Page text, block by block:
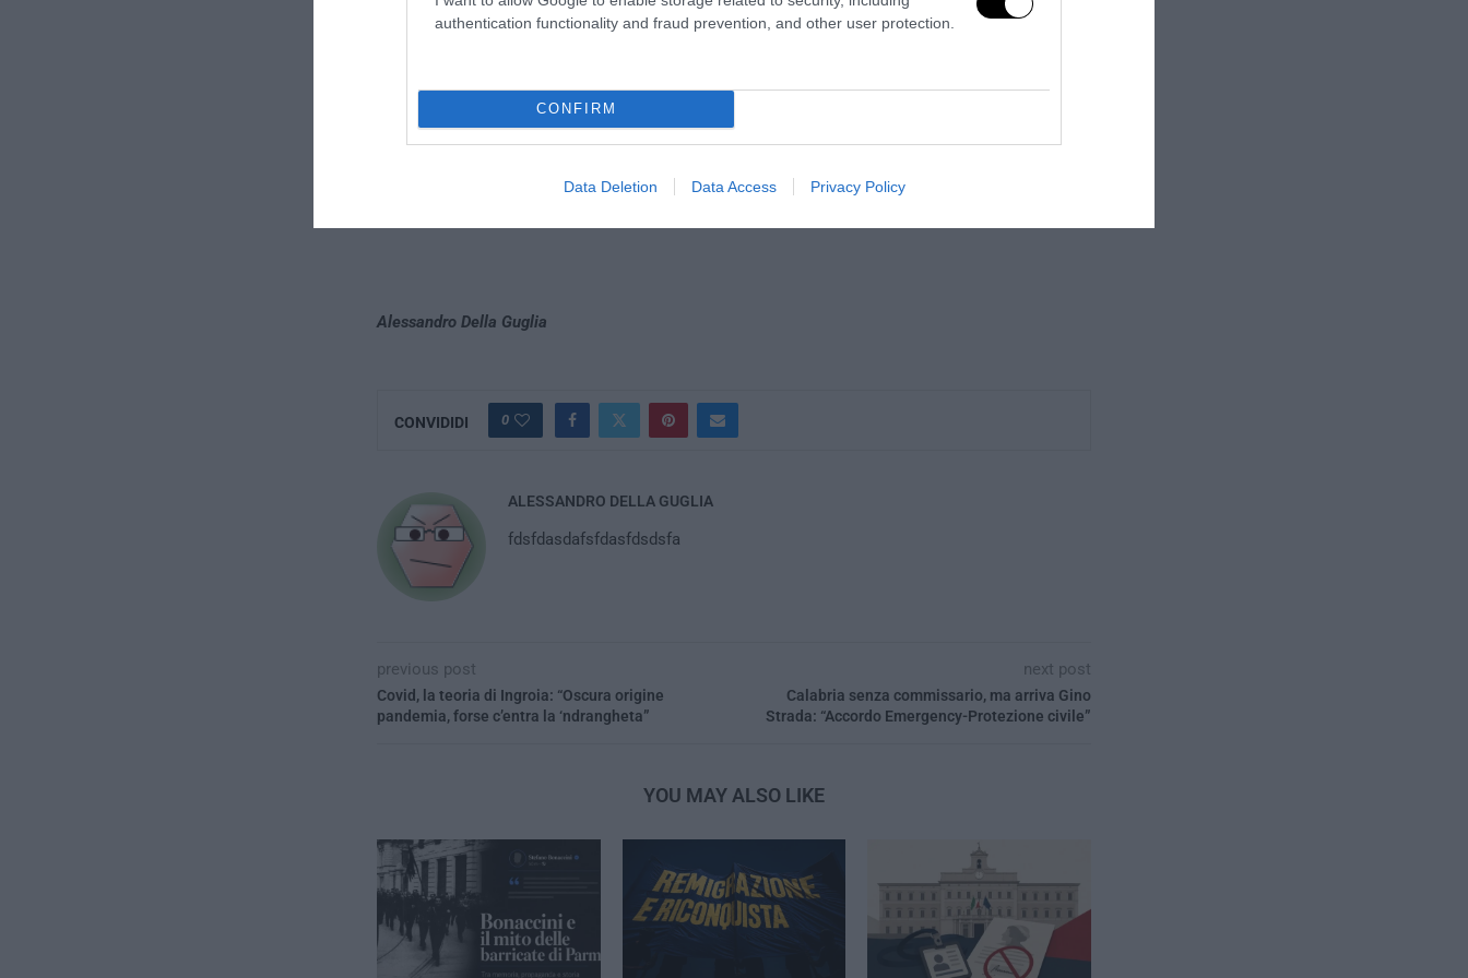
authentication functionality and fraud prevention, and other user protection.
CONFIRM
Data Deletion Data Access Privacy Policy
Alessandro Della Guglia
CONVIDIDI 0
ALESSANDRO DELLA GUGLIA
fdsfdasdafsfdasfdsdsfa
previous post
Covid, la teoria di Ingroia: “Oscura origine
pandemia, forse c’entra la ‘ndrangheta”
next post
Calabria senza commissario, ma arriva Gino
Strada: “Accordo Emergency-Protezione civile”
YOU MAY ALSO LIKE